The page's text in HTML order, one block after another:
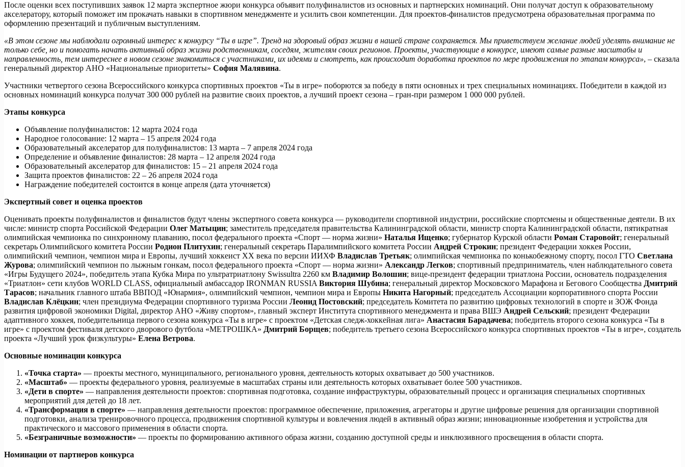
После оценки всех поступивших заявок 12 марта экспертное жюри конкурса объявит полуфиналистов из основных и партнерских номинаций. Они получат доступ к образовательному
акселератору, который поможет им прокачать навыки в спортивном менеджменте и усилить свои компетенции. Для проектов-финалистов предусмотрена образовательная программа по
оформлению презентаций и публичным выступлениям.
«В этом сезоне мы наблюдали огромный интерес к конкурсу “Ты в игре”. Тренд на здоровый образ жизни в нашей стране сохраняется. Мы приветствуем желание людей уделять внимание не
только себе, но и помогать начать активный образ жизни родственникам, соседям, жителям своих регионов. Проекты, участвующие в конкурсе, имеют самые разные масштабы и
направленность, тем интереснее в новом сезоне знакомиться с участниками, их идеями и смотреть, как происходит доработка проектов по мере продвижения по этапам конкурса», – сказала
генеральный директор АНО «Национальные приоритеты» София Малявина.
Участники четвертого сезона Всероссийского конкурса спортивных проектов «Ты в игре» поборются за победу в пяти основных и трех специальных номинациях. Победители в каждой из
основных номинаций конкурса получат 300 000 рублей на развитие своих проектов, а лучший проект сезона – гран-при размером 1 000 000 рублей.
Этапы конкурса
Объявление полуфиналистов: 12 марта 2024 года
Народное голосование: 12 марта – 15 апреля 2024 года
Образовательный акселератор для полуфиналистов: 13 марта – 7 апреля 2024 года
Определение и объявление финалистов: 28 марта – 12 апреля 2024 года
Образовательный акселератор для финалистов: 15 – 21 апреля 2024 года
Защита проектов финалистов: 22 – 26 апреля 2024 года
Награждение победителей состоится в конце апреля (дата уточняется)
Экспертный совет и оценка проектов
Оценивать проекты полуфиналистов и финалистов будут члены экспертного совета конкурса — руководители спортивной индустрии, российские спортсмены и общественные деятели. В их
числе: министр спорта Российской Федерации Олег Матыцин; заместитель председателя правительства Калининградской области, министр спорта Калининградской области, пятикратная
олимпийская чемпионка по синхронному плаванию, посол федерального проекта «Спорт — норма жизни» Наталья Ищенко; губернатор Курской области Роман Старовойт; генеральный
секретарь Олимпийского комитета России Родион Плитухин; генеральный секретарь Паралимпийского комитета России Андрей Строкин; президент Федерации хоккея России,
олимпийский чемпион, чемпион мира и Европы, лучший хоккеист ХХ века по версии ИИХФ Владислав Третьяк; олимпийская чемпионка по конькобежному спорту, посол ГТО Светлана
Журова; олимпийский чемпион по лыжным гонкам, посол федерального проекта «Спорт — норма жизни» Александр Легков; спортивный предприниматель, член наблюдательного совета
«Игры Будущего 2024», победитель этапа Кубка Мира по ультратриатлону Swissultra 2260 км Владимир Волошин; вице-президент федерации триатлона России, основатель подразделения
«Триатлон» сети клубов WORLD CLASS, официальный амбассадор IRONMAN RUSSIA Виктория Шубина; генеральный директор Московского Марафона и Бегового Сообщества Дмитрий
Тарасов; начальник главного штаба ВВПОД «Юнармия», олимпийский чемпион, чемпион мира и Европы Никита Нагорный; председатель Ассоциации корпоративного спорта России
Владислав Клёцкин; член президиума Федерации спортивного туризма России Леонид Постовский; председатель Комитета по развитию цифровых технологий в спорте и ЗОЖ Фонда
развития цифровой экономики Digital, директор АНО «Живу спортом», главный эксперт Института спортивного менеджмента и права ВШЭ Андрей Сельский; президент Федерации
адаптивного хоккея, победительница первого сезона конкурса «Ты в игре» с проектом «Детская следж-хоккейная лига» Анастасия Барадачева; победитель второго сезона конкурса «Ты в
игре» с проектом фестиваля детского дворового футбола «МЕТРОШКА» Дмитрий Борщев; победитель третьего сезона Всероссийского конкурса спортивных проектов «Ты в игре», создатель
проекта «Лучший урок физкультуры» Елена Ветрова.
Основные номинации конкурса
«Точка старта» — проекты местного, муниципального, регионального уровня, деятельность которых охватывает до 500 участников.
«Масштаб» — проекты федерального уровня, реализуемые в масштабах страны или деятельность которых охватывает более 500 участников.
«Дети в спорте» — направления деятельности проектов: спортивная подготовка, создание инфраструктуры, образовательный процесс и организация специальных спортивных
мероприятий для детей до 18 лет.
«Трансформация в спорте» — направления деятельности проектов: программное обеспечение, приложения, агрегаторы и другие цифровые решения для организации спортивной
подготовки, анализа тренировочного процесса, продвижения спортивной культуры и вовлечения людей в активный образ жизни; инновационные изобретения и устройства для
практического и массового применения в области спорта.
«Безграничные возможности» — проекты по формированию активного образа жизни, созданию доступной среды и инклюзивного просвещения в области спорта.
Номинации от партнеров конкурса